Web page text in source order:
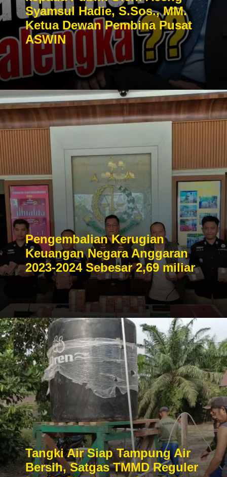
Syamsul Hadie, S.Sos., MM.
Ketua Dewan Pembina Pusat
ASWIN
Pengembalian Kerugian
Keuangan Negara Anggaran
2023-2024 Sebesar 2,69 miliar
Tangki Air Siap Tampung Air
Bersih, Satgas TMMD Reguler